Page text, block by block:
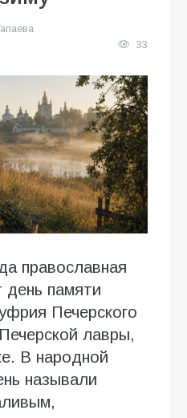
33
православная
день памяти
Печерского
лавры,
В народной
называли